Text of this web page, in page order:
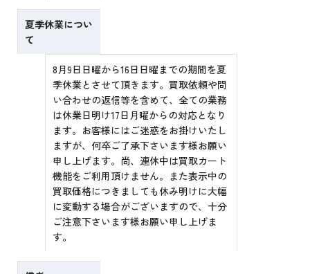
夏季休業につい
て
8月9日日曜から16日日曜までの期間を夏
季休業とさせて頂きます。買取依頼や問
い合わせの返信等を含めて、全ての業務
は休業日明け17日月曜からの対応となり
ます。お客様にはご迷惑をお掛けいたし
ますが、何卒ご了承下さいます様お願い
申し上げます。尚、連休中は買取カート
機能をご利用頂けません。また表示中の
買取価格につきましても休み明けに大幅
に変動する場合がございますので、十分
ご注意下さいます様お願い申し上げま
す。